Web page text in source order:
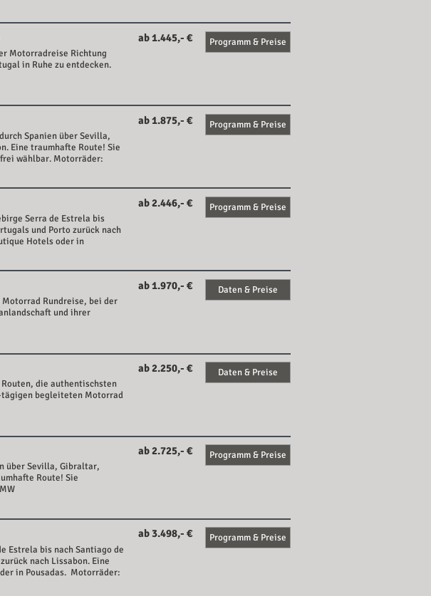
Motorradreise Richtung
in Ruhe zu entdecken.
ab 1.445,- € Programm & Preise
Spanien über Sevilla,
Eine traumhafte Route! Sie
wählbar. Motorräder:
ab 1.875,- € Programm & Preise
Serra de Estrela bis
und Porto zurück nach
Hotels oder in
ab 2.446,- € Programm & Preise
Rundreise, bei der
und ihrer
ab 1.970,- € Daten & Preise
die authentischsten
tägigen begleiteten Motorrad
ab 2.250,- € Daten & Preise
über Sevilla, Gibraltar,
Route! Sie
ab 2.725,- € Programm & Preise
Estrela bis nach Santiago de
nach Lissabon. Eine
in Pousadas. Motorräder:
ab 3.498,- € Programm & Preise